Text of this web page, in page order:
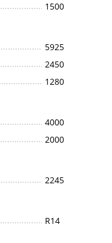
1500
5925
2450
1280
4000
2000
2245
R14